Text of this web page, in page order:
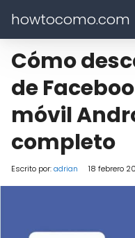
howtocomo.com
Cómo
de
móvil
completo
Escrito por:adrian 18 febrero